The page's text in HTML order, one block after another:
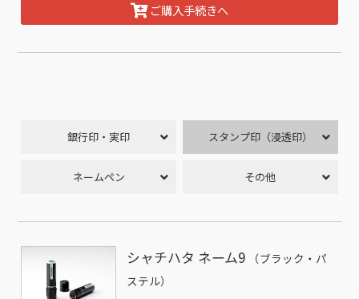
ご購入手続きへ
銀行印・実印 スタンプ印（浸透印）
ネームペン その他
シャチハタ ネーム9
（ブラック・パ
ステル）